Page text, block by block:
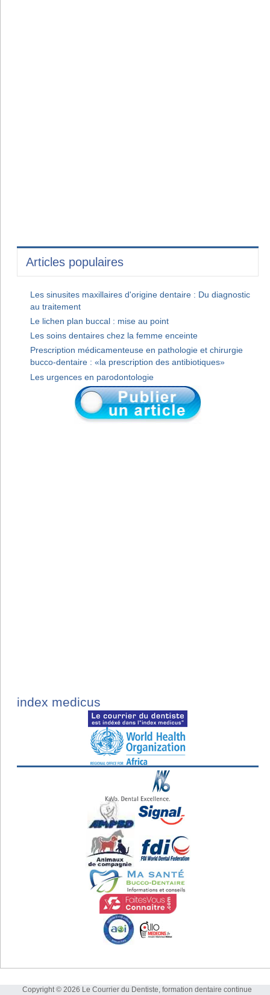
Articles populaires
Les sinusites maxillaires d'origine dentaire : Du diagnostic
au traitement
Le lichen plan buccal : mise au point
Les soins dentaires chez la femme enceinte
Prescription médicamenteuse en pathologie et chirurgie
bucco-dentaire : «la prescription des antibiotiques»
Les urgences en parodontologie
index medicus
Copyright © 2026 Le Courrier du Dentiste, formation dentaire continue